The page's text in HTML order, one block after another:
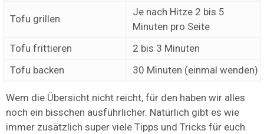
Tofu grillen
Je nach Hitze 2 bis 5
Minuten pro Seite
Tofu frittieren
2 bis 3 Minuten
Tofu backen
30 Minuten (einmal wenden)
Wem die Übersicht nicht reicht, für den haben wir alles
noch ein bisschen ausführlicher. Natürlich gibt es wie
immer zusätzlich super viele Tipps und Tricks für euch.